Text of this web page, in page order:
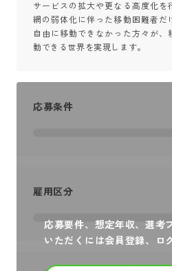
サービスの拡大や更なる高度化を
網の弱体化に伴った移動困難者だ
自由に移動できなかった方々が、
動できる世界を実現します。
応募要件、想定年収、選考
いただくには会員登録、ロ
応募条件
雇用区分